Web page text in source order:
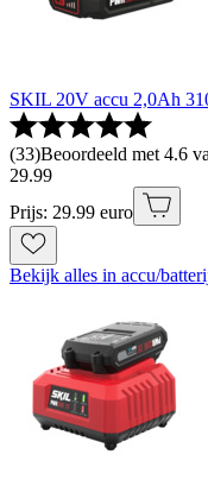
SKIL 20V accu 2,0Ah
(33)Beoordeeld met 4.6
29.99
Prijs: 29.99 euro
Bekijk alles in accu/